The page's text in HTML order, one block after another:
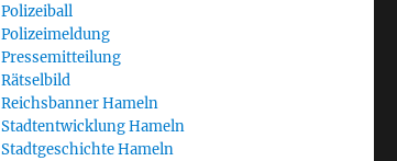
Polizeiball
Polizeimeldung
Pressemitteilung
Rätselbild
Reichsbanner Hameln
Stadtentwicklung Hameln
Stadtgeschichte Hameln